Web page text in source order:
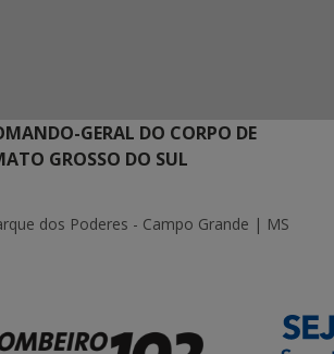
GERAL DO CORPO DE
GROSSO DO SUL
dos Poderes - Campo Grande | MS